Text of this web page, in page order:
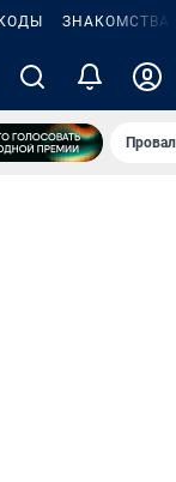
ЗНАКОМСТВА